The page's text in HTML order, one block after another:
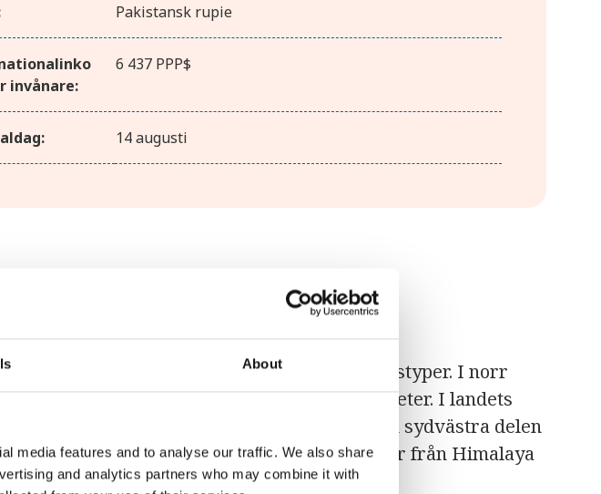
About
media features and to analyse our traffic. We also share
and analytics partners who may combine it with
Pakistansk rupie
invånare:
6 437 PPP$
14 augusti
ett långsmalt land med många olika landskapstyper. I norr
Himalaya med toppar på över 8000 meter. I landets
finns bördiga slätter och myrar medan den sydvästra delen
höglänta områden. Flera floder rinner ner från Himalaya
stort deltaområde vid kusten.